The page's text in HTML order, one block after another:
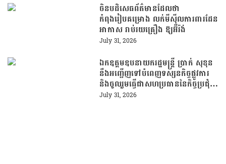
ចិនបដិសេធព័ត៌មានដែលថា
កំពុងរៀបគម្រោង លក់មីស៊ីលការពារដែន
អាកាស រាប់រយគ្រឿង ឱ្យអ៊ីរ៉ង់
July 31, 2026
ឯកឧត្តមឧបនាយករដ្ឋមន្ត្រី ប្រាក់ សុខុន
នឹងអញ្ជើញទៅបំពេញទស្សនកិច្ចផ្លូវការ
និងចូលរួមធ្វើជាសហប្រធាននៃកិច្ចប្រជុំ
គណៈកម្មការចម្រុះ ស្តីពីកិច្ចសហប្រតិបត្តិ
July 31, 2026